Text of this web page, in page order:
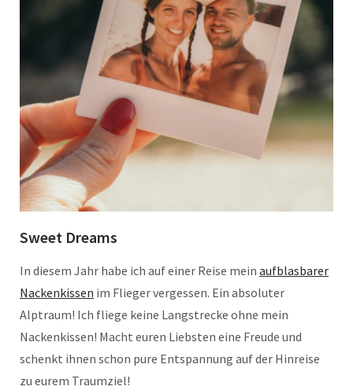
Sweet Dreams
In diesem Jahr habe ich auf einer Reise mein aufblasbarer
Nackenkissen im Flieger vergessen. Ein absoluter
Alptraum! Ich fliege keine Langstrecke ohne mein
Nackenkissen! Macht euren Liebsten eine Freude und
schenkt ihnen schon pure Entspannung auf der Hinreise
zu eurem Traumziel!